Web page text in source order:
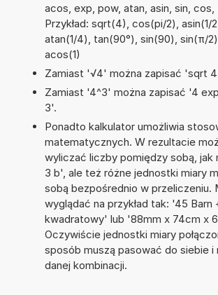
acos, exp, pow, atan, asin, sin, cos,
Przykład: sqrt(4), cos(pi/2), asin(1/
atan(1/4), tan(90°), sin(90), sin(π/
acos(1)
Zamiast '√4' można zapisać 'sqrt
Zamiast '4^3' można zapisać '4
3'.
Ponadto kalkulator umożliwia
matematycznych. W rezultacie
wyliczać liczby pomiędzy sobą, jak
3 b', ale też różne jednostki miary
sobą bezpośrednio w przeliczeniu.
wyglądać na przykład tak: '45 Barn
kwadratowy' lub '88mm x 74cm x
Oczywiście jednostki miary
sposób muszą pasować do siebie i
danej kombinacji.